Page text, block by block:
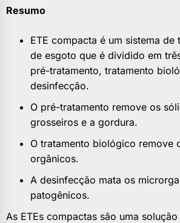
Resumo
ETE compacta é um sistema de
de esgoto que é dividido em
pré-tratamento, tratamento
desinfecção.
O pré-tratamento remove os
grosseiros e a gordura.
O tratamento biológico remove
orgânicos.
A desinfecção mata os
patogênicos.
As ETEs compactas são uma